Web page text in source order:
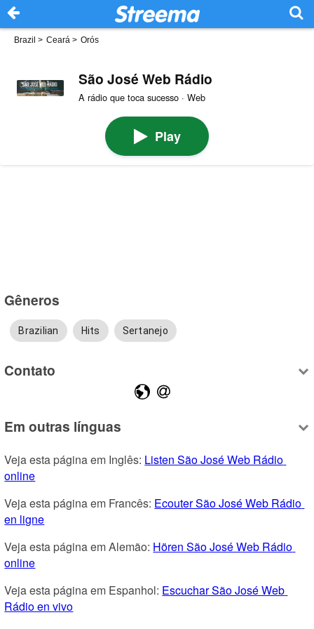
Brazil > Ceará > Orós
São José Web Rádio
A rádio que toca sucesso · Web
Play
Gêneros
Brazilian Hits Sertanejo
Contato
Em outras línguas
Veja esta página em Inglês: Listen São José Web Rádio
online
Veja esta página em Francês: Ecouter São José Web Rádio
en ligne
Veja esta página em Alemão: Hören São José Web Rádio
online
Veja esta página em Espanhol: Escuchar São José Web
Rádio en vivo